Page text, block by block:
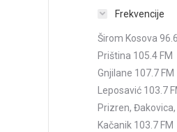
Frekvencije
Širom Kosova
Priština 105.4 FM
Gnjilane 107.7 FM
Leposavić 103.7
Prizren, Đakovica,
Kačanik 103.7 FM